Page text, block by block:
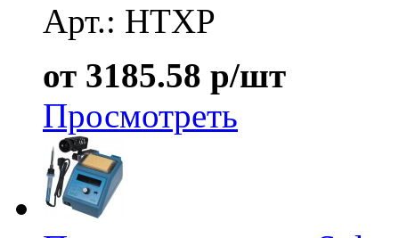
Арт.: HTXP
от 3185.58 р/шт
Просмотреть